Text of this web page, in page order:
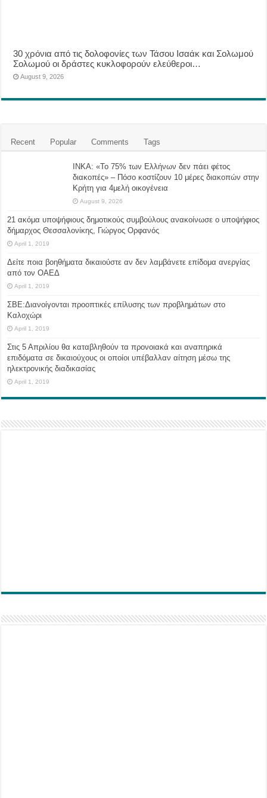
30 χρόνια από τις δολοφονίες των Τάσου Ισαάκ και Σολωμού
Σολωμού οι δράστες κυκλοφορούν ελεύθεροι…
August 9, 2026
Recent Popular Comments Tags
ΙΝΚΑ: «Το 75% των Ελλήνων δεν πάει φέτος
διακοπές» – Πόσο κοστίζουν 10 μέρες διακοπών στην
Κρήτη για 4μελή οικογένεια
August 9, 2026
21 ακόμα υποψήφιους δημοτικούς συμβούλους ανακοίνωσε ο υποψήφιος
δήμαρχος Θεσσαλονίκης, Γιώργος Ορφανός
April 1, 2019
Δείτε ποια βοηθήματα δικαιούστε αν δεν λαμβάνετε επίδομα ανεργίας
από τον ΟΑΕΔ
April 1, 2019
ΣΒΕ:Διανοίγονται προοπτικές επίλυσης των προβλημάτων στο
Καλοχώρι
April 1, 2019
Στις 5 Απριλίου θα καταβληθούν τα προνοιακά και αναπηρικά
επιδόματα σε δικαιούχους οι οποίοι υπέβαλλαν αίτηση μέσω της
ηλεκτρονικής διαδικασίας
April 1, 2019